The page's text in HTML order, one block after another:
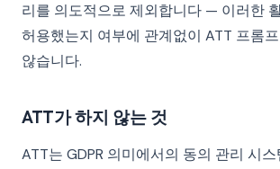
리를 의도적으로 제외합니다 — 이러한
허용했는지 여부에 관계없이 ATT 프롬
않습니다.
ATT가 하지 않는 것
ATT는 GDPR 의미에서의 동의 관리 시